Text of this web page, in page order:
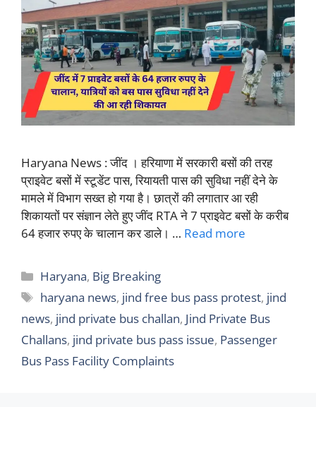
Haryana News : जींद । हरियाणा में सरकारी बसों की तरह
प्राइवेट बसों में स्टूडेंट पास, रियायती पास की सुविधा नहीं देने के
मामले में विभाग सख्त हो गया है। छात्रों की लगातार आ रही
शिकायतों पर संज्ञान लेते हुए जींद RTA ने 7 प्राइवेट बसों के करीब
64 हजार रुपए के चालान कर डाले। … Read more
Categories
Haryana, Big Breaking
Tags
haryana news, jind free bus pass protest, jind
news, jind private bus challan, Jind Private Bus
Challans, jind private bus pass issue, Passenger
Bus Pass Facility Complaints